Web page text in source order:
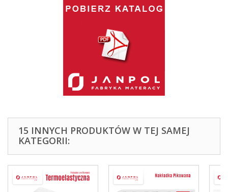
15 INNYCH PRODUKTÓW W TEJ SAMEJ
KATEGORII: